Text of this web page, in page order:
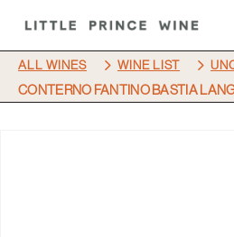
ALL WINES 5 WINE LIST 5
CONTERNO FANTINO BASTIA